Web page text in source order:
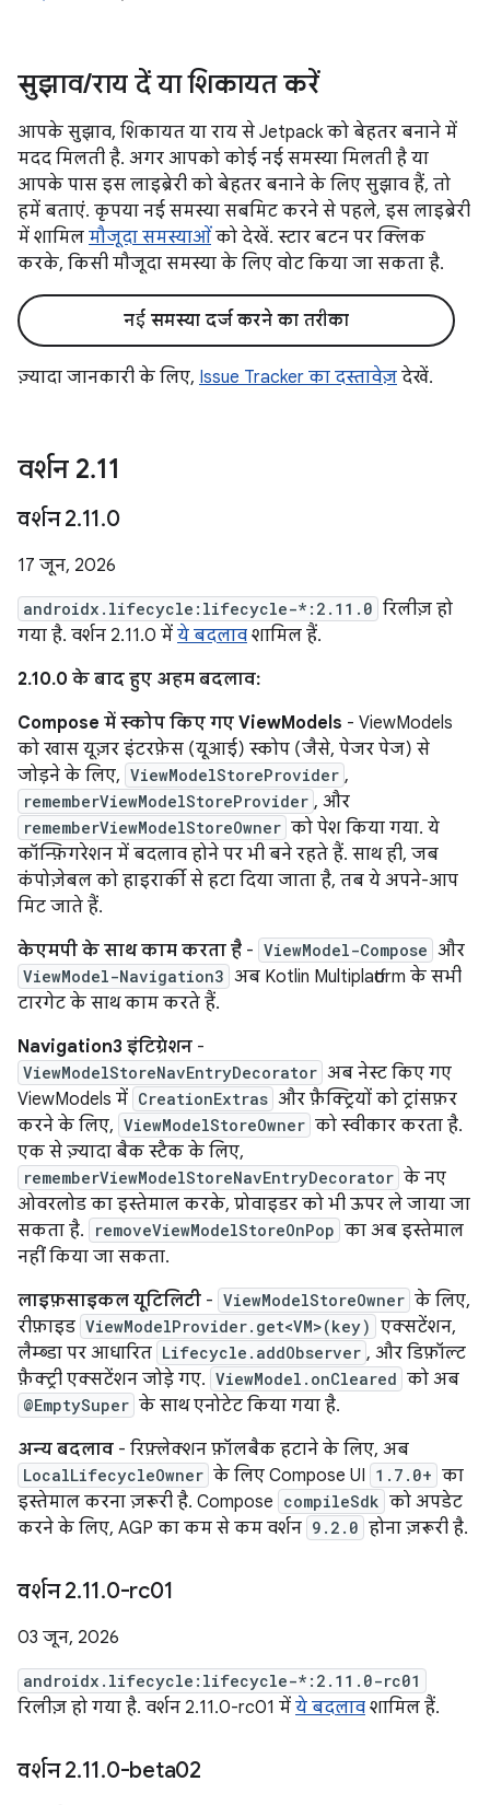
सुझाव/राय दें या शिकायत करें
आपके सुझाव, शिकायत या राय से Jetpack को बेहतर बनाने में
मदद मिलती है. अगर आपको कोई नई समस्या मिलती है या
आपके पास इस लाइब्रेरी को बेहतर बनाने के लिए सुझाव हैं, तो
हमें बताएं. कृपया नई समस्या सबमिट करने से पहले, इस लाइब्रेरी
में शामिल मौजूदा समस्याओं को देखें. स्टार बटन पर क्लिक
करके, किसी मौजूदा समस्या के लिए वोट किया जा सकता है.
नई समस्या दर्ज करने का तरीका
ज़्यादा जानकारी के लिए, Issue Tracker का दस्तावेज़ देखें.
वर्शन 2.11
वर्शन 2.11.0
17 जून, 2026
androidx.lifecycle:lifecycle-*:2.11.0 रिलीज़ हो
गया है. वर्शन 2.11.0 में ये बदलाव शामिल हैं.
2.10.0 के बाद हुए अहम बदलाव:
Compose में स्कोप किए गए ViewModels - ViewModels
को खास यूज़र इंटरफ़ेस (यूआई) स्कोप (जैसे, पेजर पेज) से
जोड़ने के लिए, ViewModelStoreProvider ,
rememberViewModelStoreProvider , और
rememberViewModelStoreOwner को पेश किया गया. ये
कॉन्फ़िगरेशन में बदलाव होने पर भी बने रहते हैं. साथ ही, जब
कंपोज़ेबल को हाइरार्की से हटा दिया जाता है, तब ये अपने-आप
मिट जाते हैं.
केएमपी के साथ काम करता है - ViewModel-Compose और
ViewModel-Navigation3 अब Kotlin Multiplatform के सभी
टारगेट के साथ काम करते हैं.
Navigation3 इंटिग्रेशन -
ViewModelStoreNavEntryDecorator अब नेस्ट किए गए
ViewModels में CreationExtras और फ़ैक्ट्रियों को ट्रांसफ़र
करने के लिए, ViewModelStoreOwner को स्वीकार करता है.
एक से ज़्यादा बैक स्टैक के लिए,
rememberViewModelStoreNavEntryDecorator के नए
ओवरलोड का इस्तेमाल करके, प्रोवाइडर को भी ऊपर ले जाया जा
सकता है.
removeViewModelStoreOnPop का अब इस्तेमाल
नहीं किया जा सकता.
लाइफ़साइकल यूटिलिटी - ViewModelStoreOwner के लिए,
रीफ़ाइड ViewModelProvider.get<VM>(key) एक्सटेंशन,
लैम्ब्डा पर आधारित Lifecycle.addObserver , और डिफ़ॉल्ट
फ़ैक्ट्री एक्सटेंशन जोड़े गए. ViewModel.onCleared को अब
@EmptySuper के साथ एनोटेट किया गया है.
अन्य बदलाव - रिफ़्लेक्शन फ़ॉलबैक हटाने के लिए, अब
LocalLifecycleOwner के लिए Compose UI 1.7.0+ का
इस्तेमाल करना ज़रूरी है. Compose compileSdk को अपडेट
करने के लिए, AGP का कम से कम वर्शन 9.2.0 होना ज़रूरी है.
वर्शन 2.11.0-rc01
03 जून, 2026
androidx.lifecycle:lifecycle-*:2.11.0-rc01
रिलीज़ हो गया है. वर्शन 2.11.0-rc01 में ये बदलाव शामिल हैं.
वर्शन 2.11.0-beta02